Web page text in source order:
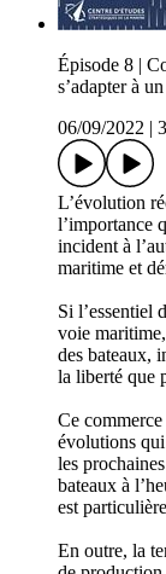
Épisode 8 |
s’adapter à
06/09/2022
L’évolution
l’importance
incident à
maritime et
Si l’essentiel
voie
des bateaux,
la liberté que
Ce
évolutions qui
les
bateaux à
est
En outre, la